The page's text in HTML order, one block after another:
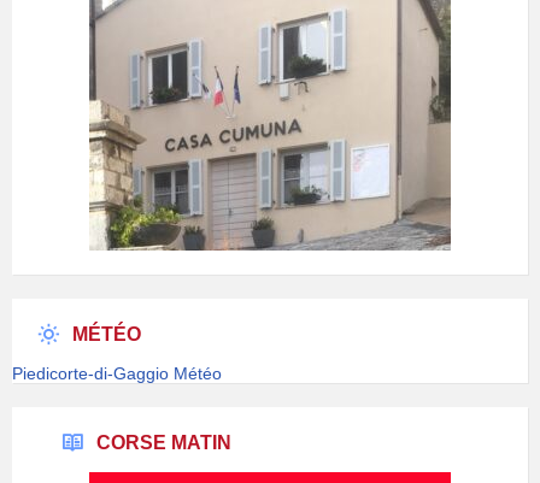
MÉTÉO
Piedicorte-di-Gaggio Météo
CORSE MATIN